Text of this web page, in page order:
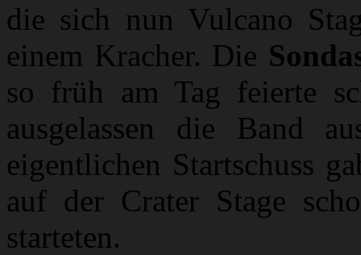
die sich nun Vulcano
einem Kracher. Die
so früh am Tag feierte
ausgelassen die Band
eigentlichen Startschuss
auf der Crater Stage
starteten.